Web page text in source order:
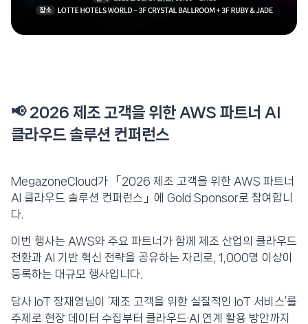
📢 2026 제조 고객을 위한 AWS 파트너 AI
클라우드 솔루션 컨퍼런스
MegazoneCloud가 「2026 제조 고객을 위한 AWS 파트너
AI 클라우드 솔루션 컨퍼런스」에 Gold Sponsor로 참여합니
다.
이번 행사는 AWS와 주요 파트너가 함께 제조 산업의 클라우드
전환과 AI 기반 혁신 전략을 공유하는 자리로, 1,000명 이상이
등록하는 대규모 행사입니다.
당사 IoT 장재영님이 ‘제조 고객을 위한 실질적인 IoT 서비스’를
주제로 현장 데이터 수집부터 클라우드·AI 연계 활용 방안까지